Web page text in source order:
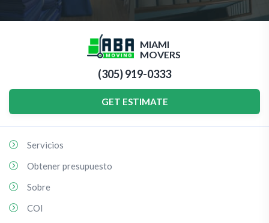
MIAMI
MOVERS
(305) 919-0333
GET ESTIMATE
Servicios
Obtener presupuesto
Sobre
COI